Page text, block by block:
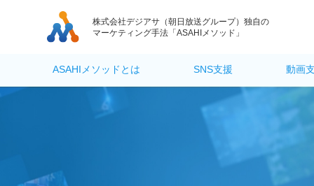
株式会社デジアサ（朝日放送グループ）独自の
マーケティング手法「ASAHIメソッド」
ASAHIメソッドとは SNS支援 動画